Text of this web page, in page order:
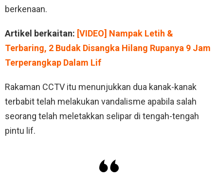
berkenaan.
Artikel berkaitan: [VIDEO] Nampak Letih &
Terbaring, 2 Budak Disangka Hilang Rupanya 9 Jam
Terperangkap Dalam Lif
Rakaman CCTV itu menunjukkan dua kanak-kanak
terbabit telah melakukan vandalisme apabila salah
seorang telah meletakkan selipar di tengah-tengah
pintu lif.